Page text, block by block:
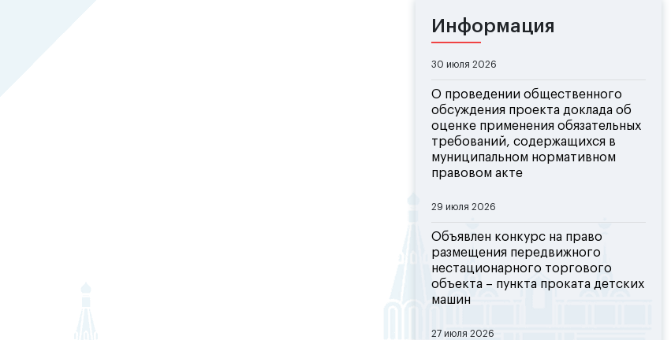
Информация
30 июля 2026
О проведении общественного
обсуждения проекта доклада об
оценке применения обязательных
требований, содержащихся в
муниципальном нормативном
правовом акте
29 июля 2026
Объявлен конкурс на право
размещения передвижного
нестационарного торгового
объекта – пункта проката детских
машин
27 июля 2026